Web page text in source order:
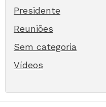
Presidente
Reuniões
Sem categoria
Vídeos